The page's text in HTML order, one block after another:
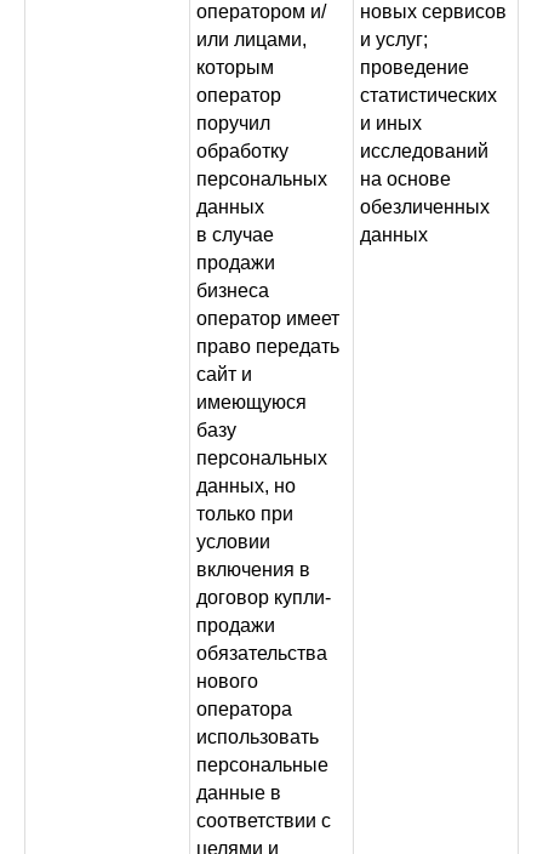
оператором и/
или лицами,
которым
оператор
поручил
обработку
персональных
данных
в случае
продажи
бизнеса
оператор имеет
право передать
сайт и
имеющуюся
базу
персональных
данных, но
только при
условии
включения в
договор купли-
продажи
обязательства
нового
оператора
использовать
персональные
данные в
соответствии с
целями и
новых сервисов
и услуг;
проведение
статистических
и иных
исследований
на основе
обезличенных
данных